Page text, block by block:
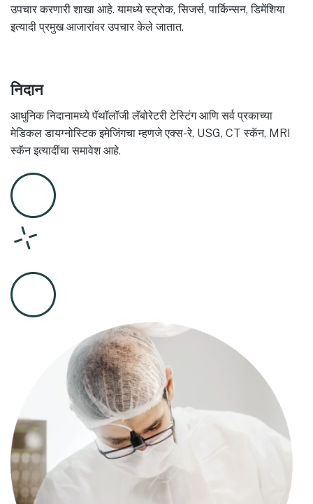
उपचार करणारी शाखा आहे. यामध्ये स्ट्रोक, सिजर्स, पार्किन्सन, डिमेंशिया
इत्यादी प्रमुख आजारांवर उपचार केले जातात.
निदान
आधुनिक निदानामध्ये पॅथॉलॉजी लॅबोरेटरी टेस्टिंग आणि सर्व प्रकाच्या
मेडिकल डायग्नोस्टिक इमेजिंगचा म्हणजे एक्स-रे, USG, CT स्कॅन, MRI
स्कॅन इत्यादींचा समावेश आहे.